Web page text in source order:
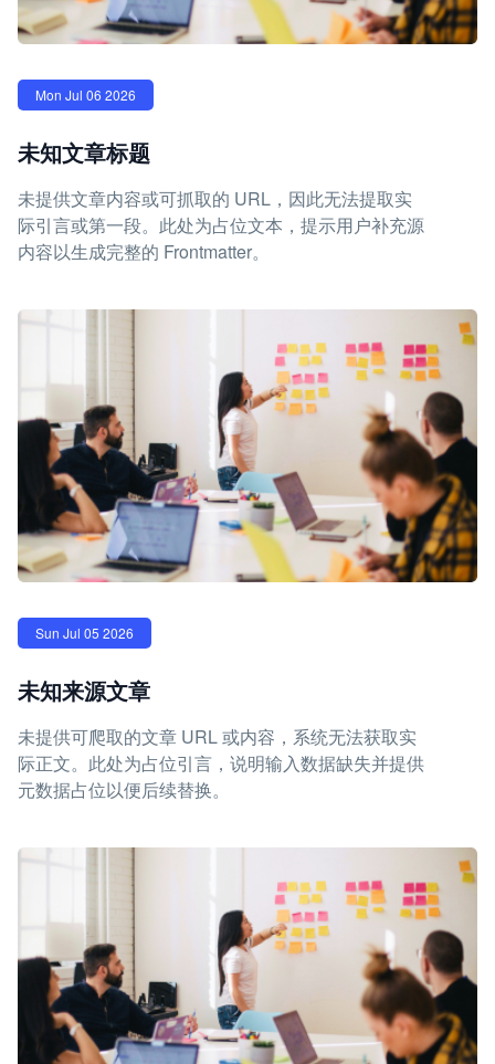
Mon Jul 06 2026
未知文章标题
未提供文章内容或可抓取的 URL，因此无法提取实
际引言或第一段。此处为占位文本，提示用户补充源
内容以生成完整的 Frontmatter。
Sun Jul 05 2026
未知来源文章
未提供可爬取的文章 URL 或内容，系统无法获取实
际正文。此处为占位引言，说明输入数据缺失并提供
元数据占位以便后续替换。